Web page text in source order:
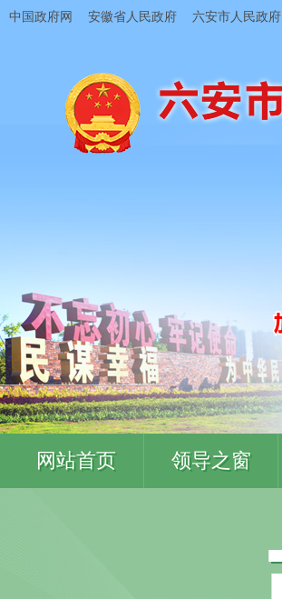
中国政府网 安徽省人民政府 六安市人民政府
网站首页 领导之窗